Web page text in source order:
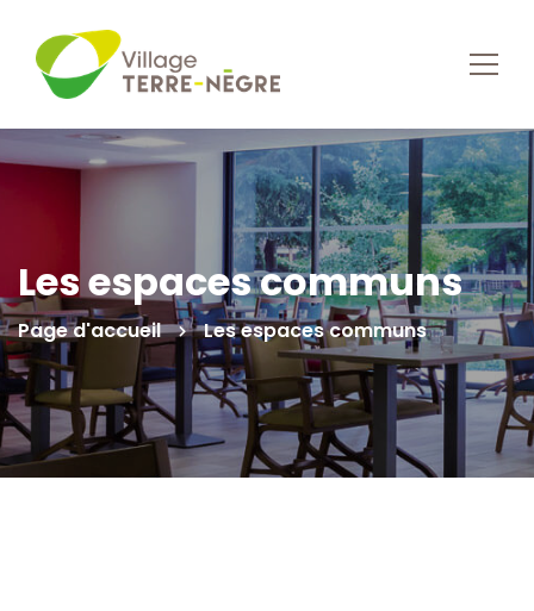
Les espaces communs
Page d'accueil Les espaces communs